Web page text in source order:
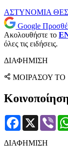
ΑΣΤΥΝΟΜΙΑ
Google
Ακολουθήστε το
όλες τις ειδήσεις.
ΔΙΑΦΗΜΙΣΗ
ΜΟΙΡΑΣΟΥ ΤΟ
Facebook
X
ΔΙΑΦΗΜΙΣΗ